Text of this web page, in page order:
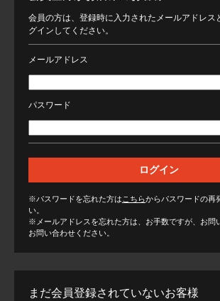
会員の方は、登録時に入力されたメールアドレス
グインしてください。
メールアドレス
パスワード
※パスワードを忘れた方は こちらからパスワードの再
い。
※メールアドレスを忘れた方は、お手数ですが、お問
お問い合わせください。
まだ会員登録されていないお客様